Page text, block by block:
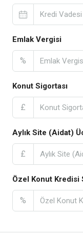
Emlak Vergisi
%
Konut Sigortası
£
Aylık Site (Aidat)
£
Özel Konut Kredisi
%